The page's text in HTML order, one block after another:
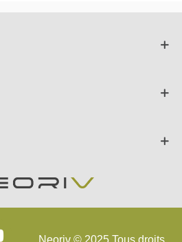
Neoriv © 2025 Tous droits